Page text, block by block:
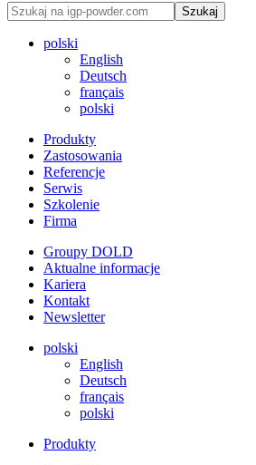
Szukaj
polski
English
Deutsch
français
polski
Produkty
Zastosowania
Referencje
Serwis
Szkolenie
Firma
Groupy DOLD
Aktualne informacje
Kariera
Kontakt
Newsletter
polski
English
Deutsch
français
polski
Produkty